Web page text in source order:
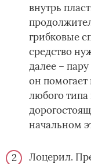
внутрь
грибковые
средство
далее –
он помогает
любого типа
начальном
Лоцерил.